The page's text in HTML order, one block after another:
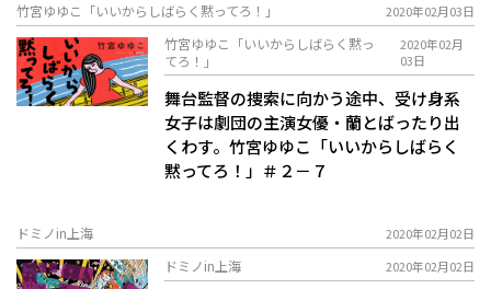
竹宮ゆゆこ「いいからしばらく黙ってろ！」 2020年02月03日
竹宮ゆゆこ「いいからしばらく黙っ
てろ！」
2020年02月
03日
舞台監督の捜索に向かう途中、受け身系
女子は劇団の主演女優・蘭とばったり出
くわす。竹宮ゆゆこ「いいからしばらく
黙ってろ！」＃２－７
ドミノin上海 2020年02月02日
ドミノin上海 2020年02月02日